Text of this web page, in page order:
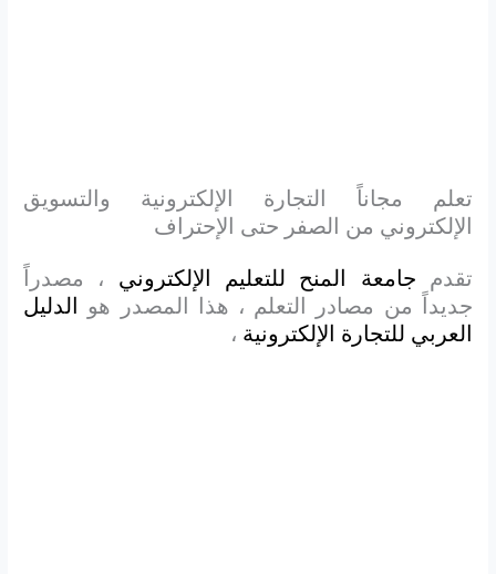
تعلم مجاناً التجارة الإلكترونية والتسويق
الإلكتروني من الصفر حتى الإحتراف
تقدم جامعة المنح للتعليم الإلكتروني ، مصدراً
جديداً من مصادر التعلم ، هذا المصدر هو الدليل
العربي للتجارة الإلكترونية ،